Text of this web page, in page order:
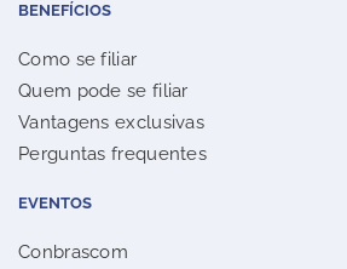
BENEFÍCIOS
Como se filiar
Quem pode se filiar
Vantagens exclusivas
Perguntas frequentes
EVENTOS
Conbrascom